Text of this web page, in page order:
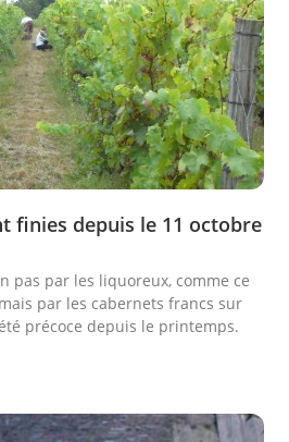
finies depuis le 11 octobre
pas par les liquoreux, comme ce
par les cabernets francs sur
précoce depuis le printemps.